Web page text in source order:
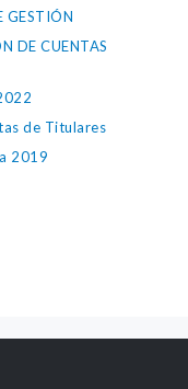
GESTIÓN
DE CUENTAS
de Titulares
2019